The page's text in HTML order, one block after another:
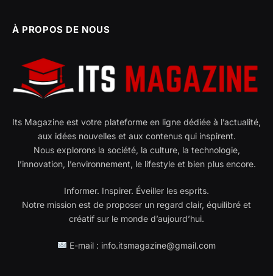
À PROPOS DE NOUS
Its Magazine est votre plateforme en ligne dédiée à l’actualité,
aux idées nouvelles et aux contenus qui inspirent.
Nous explorons la société, la culture, la technologie,
l’innovation, l’environnement, le lifestyle et bien plus encore.
Informer. Inspirer. Éveiller les esprits.
Notre mission est de proposer un regard clair, équilibré et
créatif sur le monde d’aujourd’hui.
E-mail : info.itsmagazine@gmail.com